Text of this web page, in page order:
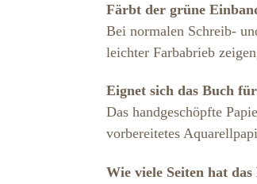
Färbt der grüne
Bei normalen Schreib-
leichter Farbabrieb
Eignet sich das Buch
Das handgeschöpfte
vorbereitetes
Wie viele Seiten hat das